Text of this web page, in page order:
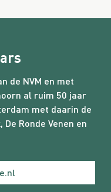
de NVM en met
al ruim 50 jaar
met daarin de
, De Ronde Venen en